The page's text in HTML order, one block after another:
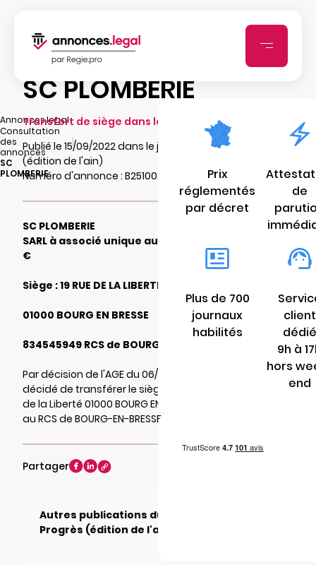
Annonces.legal
|
Consultation
des
annonces
|
SC
PLOMBERIE
SC PLOMBERIE
Transfert de siège dans le même ressort
Publié le 15/09/2022 dans le journal Le Progrès
(édition de l'ain)
Numéro d'annonce : B25100272m5z9
SC PLOMBERIE
SARL à associé unique au capital de 1.000
€
Siège : 19 RUE DE LA LIBERTE
01000 BOURG EN BRESSE
834545949 RCS de BOURG-EN-BRESSE
Par décision de l'AGE du 06/09/2022, il a été
décidé de transférer le siège social au 19 rue
de la Liberté 01000 BOURG EN BRESSE. Mention
au RCS de BOURG-EN-BRESSE.
Partager
Autres publications du journal Le
Progrès (édition de l'ain)
Prix
réglementés
par décret
de
Plus de 700
journaux
habilités
client
dédié
9h à
hors
end